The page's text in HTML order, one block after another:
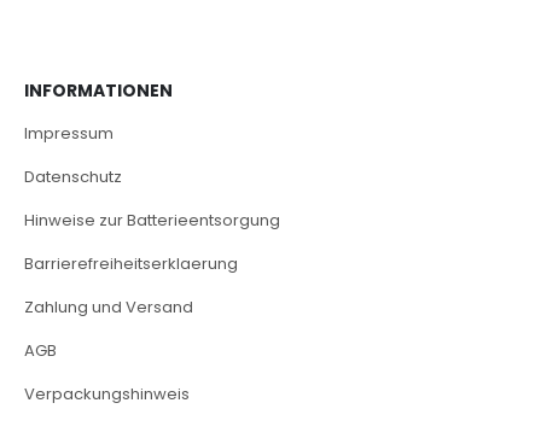
INFORMATIONEN
Impressum
Datenschutz
Hinweise zur Batterieentsorgung
Barrierefreiheitserklaerung
Zahlung und Versand
AGB
Verpackungshinweis